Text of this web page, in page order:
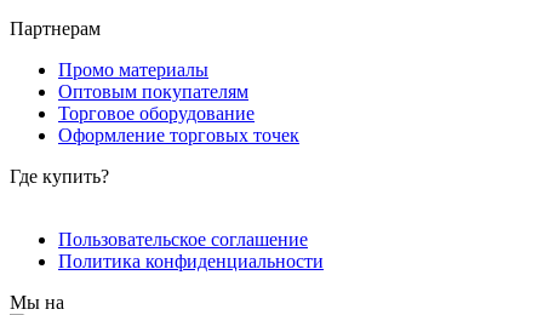
Партнерам
Промо материалы
Оптовым покупателям
Торговое оборудование
Оформление торговых точек
Где купить?
Пользовательское соглашение
Политика конфиденциальности
Мы на